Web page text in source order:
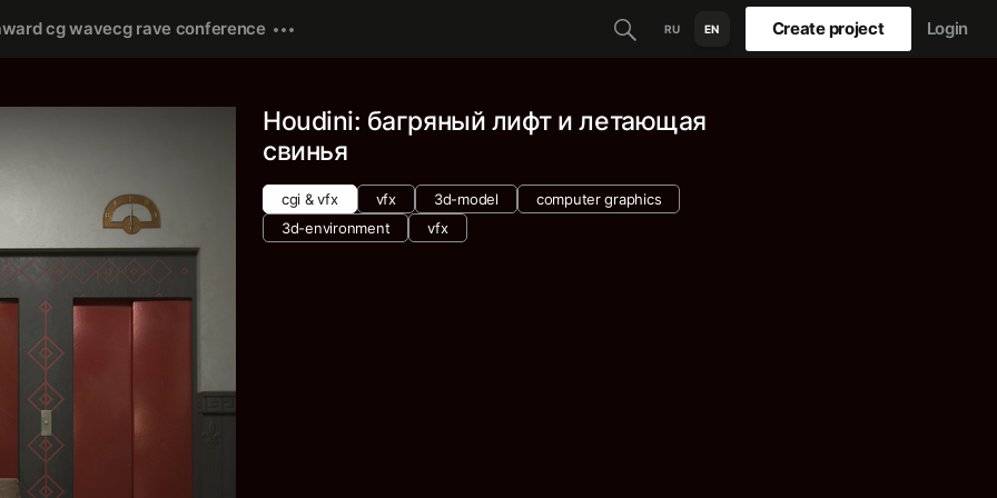
cg wavecg rave conference RU EN Create project Login
Houdini: багряный лифт и летающая
свинья
cgi & vfx vfx 3d-model
computer graphics
3d-environment
vfx